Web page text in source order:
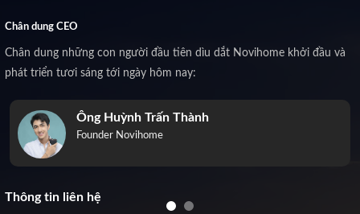
Chân dung CEO
Chân dung những con người đầu tiên dìu dắt Novihome khởi đầu và
phát triển tươi sáng tới ngày hôm nay:
Ông Huỳnh Trấn Thành
Founder Novihome
Thông tin liên hệ